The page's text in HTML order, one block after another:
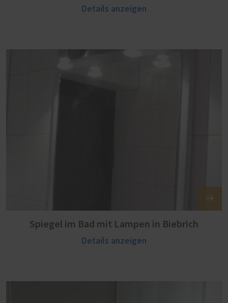
Details anzeigen
Spiegel im Bad mit Lampen in Biebrich
Details anzeigen